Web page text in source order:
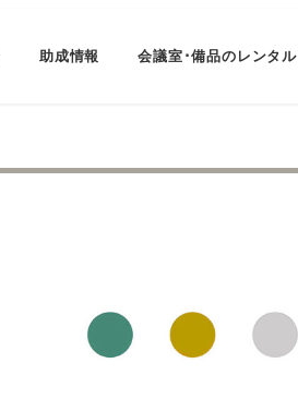
助成情報 会議室･備品のレンタル